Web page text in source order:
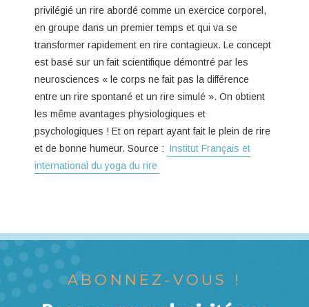
privilégié un rire abordé comme un exercice corporel,
en groupe dans un premier temps et qui va se
transformer rapidement en rire contagieux. Le concept
est basé sur un fait scientifique démontré par les
neurosciences « le corps ne fait pas la différence
entre un rire spontané et un rire simulé ». On obtient
les même avantages physiologiques et
psychologiques ! Et on repart ayant fait le plein de rire
et de bonne humeur. Source : Institut Français et
international du yoga du rire
ABONNEZ-VOUS !